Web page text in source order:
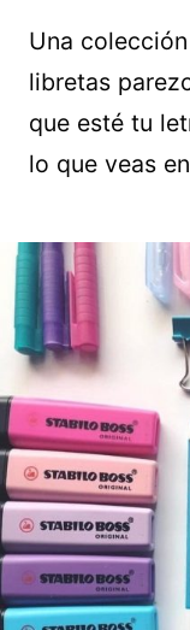
Una
libretas
que esté tu
lo que veas